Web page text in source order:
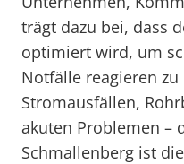
trägt dazu bei, dass
optimiert wird, um
Notfälle reagieren
Stromausfällen,
akuten Problemen –
Schmallenberg ist